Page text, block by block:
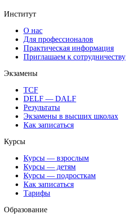
Институт
О нас
Для профессионалов
Практическая информация
Приглашаем к сотрудничеству
Экзамены
TCF
DELF — DALF
Результаты
Экзамены в высших школах
Как записаться
Курсы
Курсы — взрослым
Курсы — детям
Курсы — подросткам
Как записаться
Тарифы
Образование